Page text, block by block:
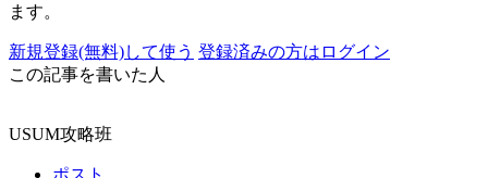
ます。
新規登録(無料)して使う 登録済みの方はログイン
この記事を書いた人
USUM攻略班
ポスト